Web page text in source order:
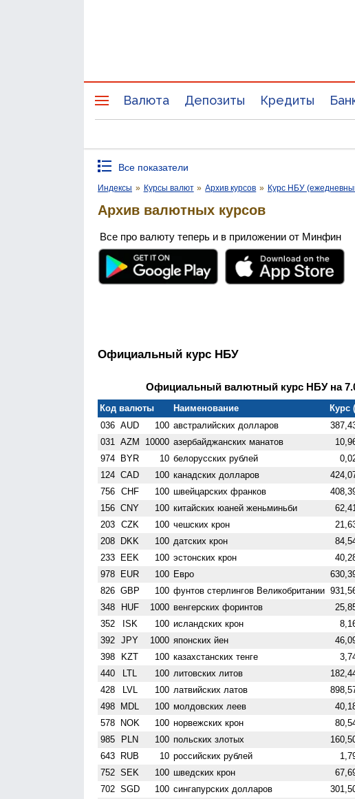
Валюта Депозиты Кредиты
Все показатели
Индексы » Курсы валют » Архив курсов » Курс НБУ
Архив валютных курсов
Все про валюту теперь и в приложении от Минфин
Официальный курс НБУ
Официальный валютный курс НБУ на
Код валюты Наименование
Курс
036 AUD 100 австралийских долларов
031 AZM 10000 азербайджанских манатов
974 BYR 10 белорусских рублей
124 CAD 100 канадских долларов
756 CHF 100 швейцарских франков
156 CNY 100 китайских юаней женьминьби
203 CZK 100 чешских крон
208 DKK 100 датских крон
233 EEK 100 эстонских крон
978 EUR 100 Евро
826 GBP 100 фунтов стерлингов Велико­британии
348 HUF 1000 венгерских форинтов
352 ISK 100 исландских крон
392 JPY 1000 японских йен
398 KZT 100 казахстанских тенге
440 LTL 100 литовских литов
428 LVL 100 латвийских латов
498 MDL 100 молдовских леев
578 NOK 100 норвежских крон
985 PLN 100 польских злотых
643 RUB 10 российских рублей
752 SEK 100 шведских крон
702 SGD 100 сингапурских долларов